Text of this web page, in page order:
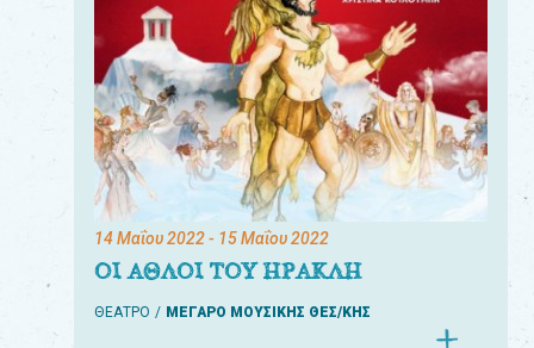
14 Μαΐου 2022- 15 Μαΐου 2022
ΟΙ ΑΘΛΟΙ ΤΟΥ ΗΡΑΚΛΗ
ΘΕΑΤΡΟ ΜΕΓΑΡΟ ΜΟΥΣΙΚΗΣ ΘΕΣ/ΚΗΣ